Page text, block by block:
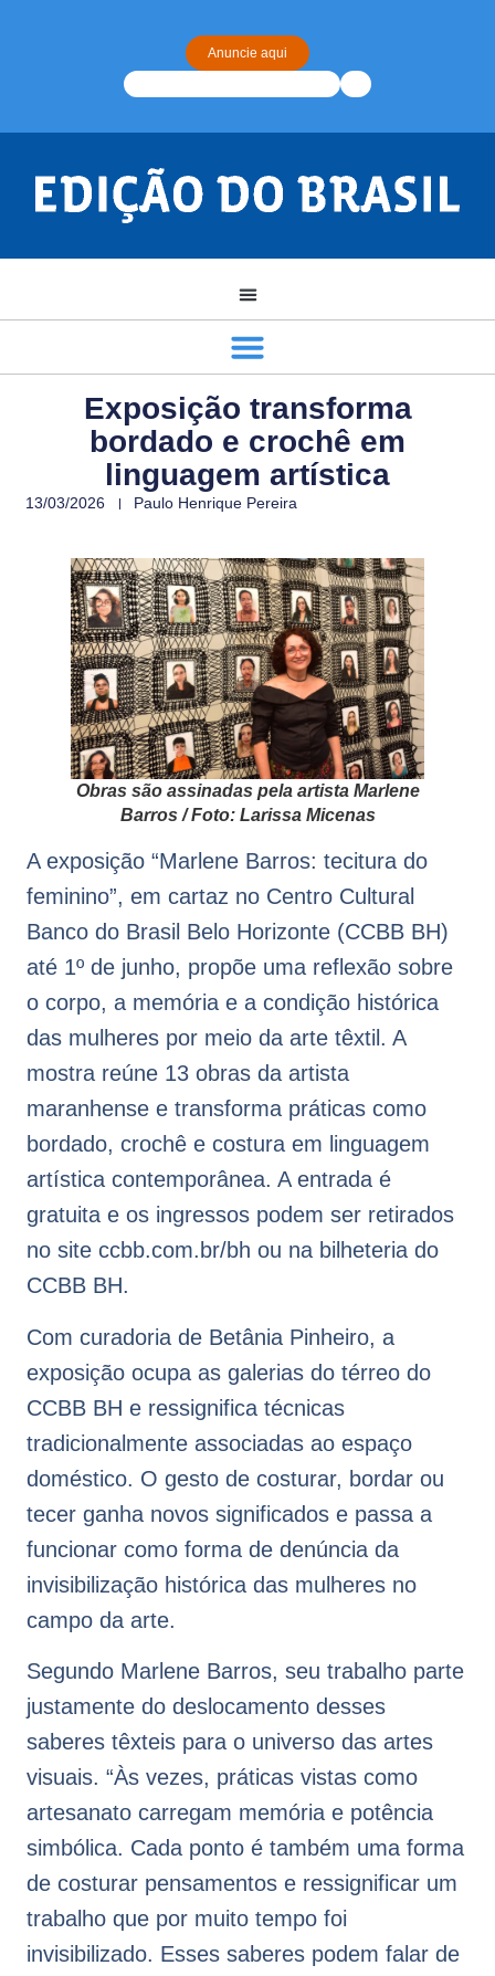
Anuncie aqui
Exposição transforma
bordado e crochê em
linguagem artística
13/03/2026 Paulo Henrique Pereira
Obras são assinadas pela artista Marlene
Barros / Foto: Larissa Micenas
A exposição “Marlene Barros: tecitura do
feminino”, em cartaz no Centro Cultural
Banco do Brasil Belo Horizonte (CCBB BH)
até 1º de junho, propõe uma reflexão sobre
o corpo, a memória e a condição histórica
das mulheres por meio da arte têxtil. A
mostra reúne 13 obras da artista
maranhense e transforma práticas como
bordado, crochê e costura em linguagem
artística contemporânea. A entrada é
gratuita e os ingressos podem ser retirados
no site ccbb.com.br/bh ou na bilheteria do
CCBB BH.
Com curadoria de Betânia Pinheiro, a
exposição ocupa as galerias do térreo do
CCBB BH e ressignifica técnicas
tradicionalmente associadas ao espaço
doméstico. O gesto de costurar, bordar ou
tecer ganha novos significados e passa a
funcionar como forma de denúncia da
invisibilização histórica das mulheres no
campo da arte.
Segundo Marlene Barros, seu trabalho parte
justamente do deslocamento desses
saberes têxteis para o universo das artes
visuais. “Às vezes, práticas vistas como
artesanato carregam memória e potência
simbólica. Cada ponto é também uma forma
de costurar pensamentos e ressignificar um
trabalho que por muito tempo foi
invisibilizado. Esses saberes podem falar de